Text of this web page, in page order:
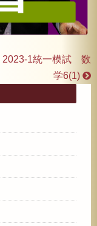
1統一模試 数
学6(1)